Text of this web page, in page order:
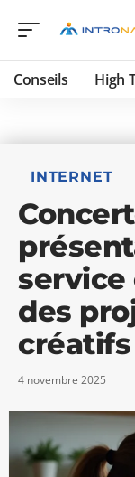
Conseils High
INTERNET
service
des
créatifs
4 novembre 2025